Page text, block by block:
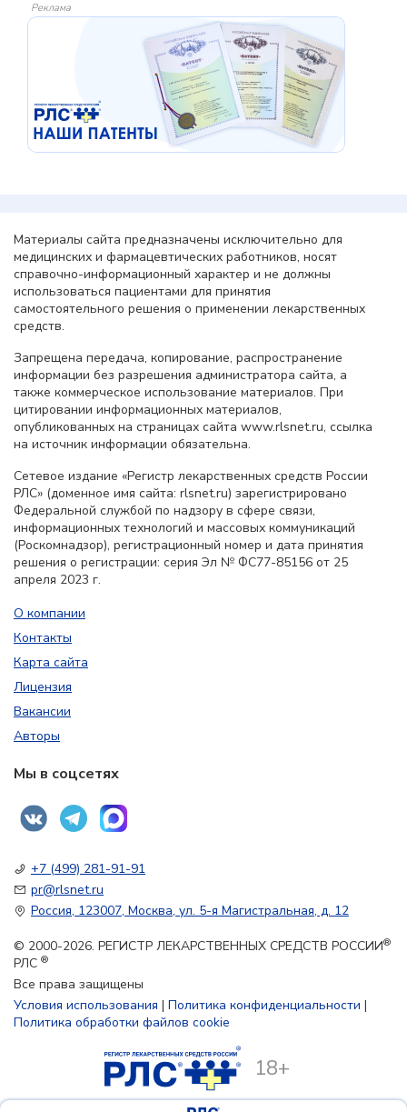
Реклама
Материалы сайта предназначены исключительно для
медицинских и фармацевтических работников, носят
справочно-информационный характер и не должны
использоваться пациентами для принятия
самостоятельного решения о применении лекарственных
средств.
Запрещена передача, копирование, распространение
информации без разрешения администратора сайта, а
также коммерческое использование материалов. При
цитировании информационных материалов,
опубликованных на страницах сайта www.rlsnet.ru, ссылка
на источник информации обязательна.
Сетевое издание «Регистр лекарственных средств России
РЛС» (доменное имя сайта: rlsnet.ru) зарегистрировано
Федеральной службой по надзору в сфере связи,
информационных технологий и массовых коммуникаций
(Роскомнадзор), регистрационный номер и дата принятия
решения о регистрации: серия Эл № ФС77-85156 от 25
апреля 2023 г.
О компании
Контакты
Карта сайта
Лицензия
Вакансии
Авторы
Мы в соцсетях
+7 (499) 281-91-91
pr@rlsnet.ru
Россия, 123007, Москва, ул. 5-я Магистральная, д. 12
© 2000-2026. РЕГИСТР ЛЕКАРСТВЕННЫХ СРЕДСТВ РОССИИ®
РЛС ®
Все права защищены
Условия использования | Политика конфиденциальности |
Политика обработки файлов cookie
18+